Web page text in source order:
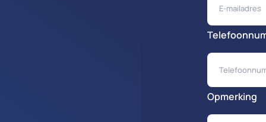
Opmerking